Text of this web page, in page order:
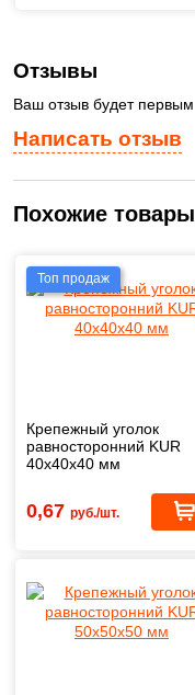
Написать отзыв
Отзывы
Ваш отзыв будет первым
Похожие товары
Топ продаж
Крепежный уголок
равносторонний KUR
40х40х40 мм
0,67 руб./шт.